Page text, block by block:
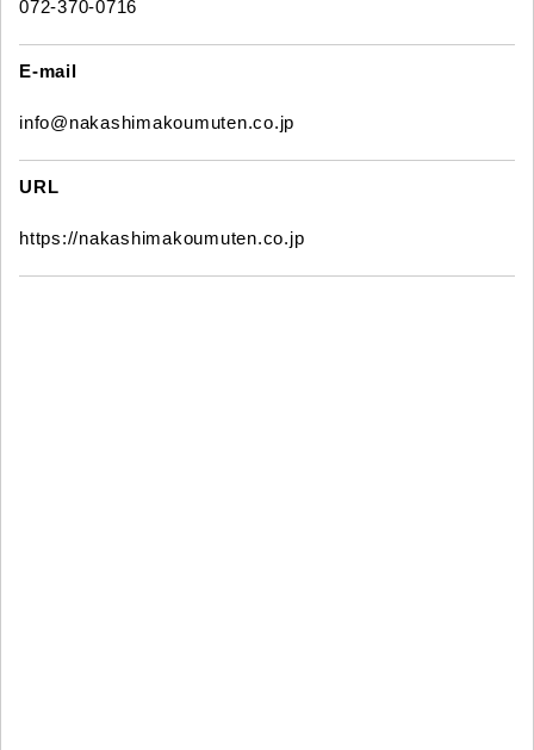
072-370-0716
E-mail
info@nakashimakoumuten.co.jp
URL
https://nakashimakoumuten.co.jp